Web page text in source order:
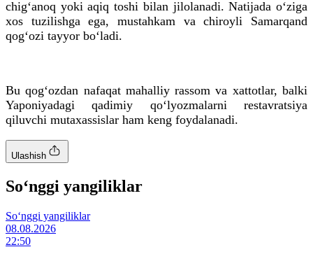
chig‘anoq yoki aqiq toshi bilan jilolanadi. Natijada o‘ziga
xos tuzilishga ega, mustahkam va chiroyli Samarqand
qog‘ozi tayyor bo‘ladi.
Bu qog‘ozdan nafaqat mahalliy rassom va xattotlar, balki
Yaponiyadagi qadimiy qo‘lyozmalarni restavratsiya
qiluvchi mutaxassislar ham keng foydalanadi.
Ulashish
So‘nggi yangiliklar
So‘nggi yangiliklar
08.08.2026
22:50